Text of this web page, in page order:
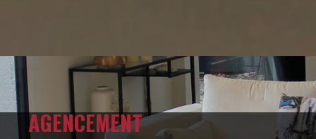
AGENCEMENT